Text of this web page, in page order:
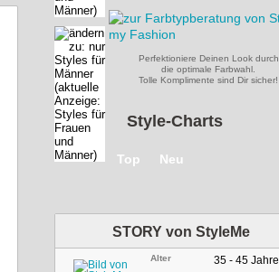
Perfektioniere Deinen Look durch
die optimale Farbwahl.
Tolle Komplimente sind Dir sicher!
Style-Charts
Top Neu
STORY von StyleMe
Alter 35 - 45 Jahre